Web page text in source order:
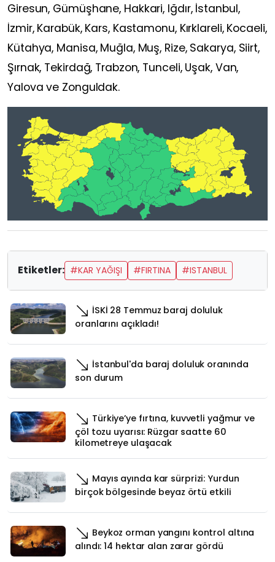
Giresun, Gümüşhane, Hakkari, Iğdır, İstanbul,
İzmir, Karabük, Kars, Kastamonu, Kırklareli, Kocaeli,
Kütahya, Manisa, Muğla, Muş, Rize, Sakarya, Siirt,
Şırnak, Tekirdağ, Trabzon, Tunceli, Uşak, Van,
Yalova ve Zonguldak.
Etiketler: #KAR YAĞIŞI #FIRTINA #ISTANBUL
İSKİ 28 Temmuz baraj doluluk
oranlarını açıkladı!
İstanbul'da baraj doluluk oranında
son durum
Türkiye’ye fırtına, kuvvetli yağmur ve
çöl tozu uyarısı: Rüzgar saatte 60
kilometreye ulaşacak
Mayıs ayında kar sürprizi: Yurdun
birçok bölgesinde beyaz örtü etkili
Beykoz orman yangını kontrol altına
alındı: 14 hektar alan zarar gördü